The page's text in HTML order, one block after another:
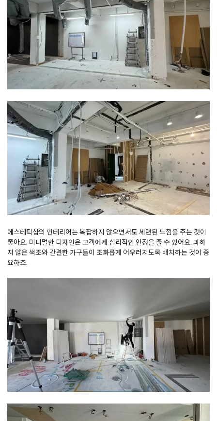
에스테틱샵의 인테리어는 복잡하지 않으면서도 세련된 느낌을 주는 것이
좋아요. 미니멀한 디자인은 고객에게 심리적인 안정을 줄 수 있어요. 과하
지 않은 색조와 간결한 가구들이 조화롭게 어우러지도록 배치하는 것이 중
요하죠.